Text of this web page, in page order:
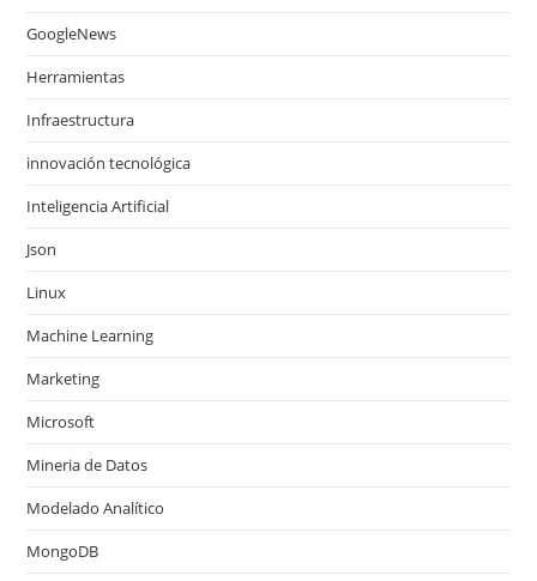
GoogleNews
Herramientas
Infraestructura
innovación tecnológica
Inteligencia Artificial
Json
Linux
Machine Learning
Marketing
Microsoft
Mineria de Datos
Modelado Analítico
MongoDB